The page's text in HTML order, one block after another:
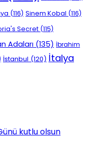
(116) Sinem Kobal (116)
Secret (115)
Adaları (135) İbrahim
İstanbul (120) İtalya